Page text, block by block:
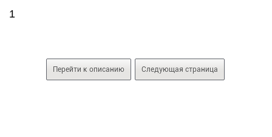
1
Перейти к описанию Следующая страница